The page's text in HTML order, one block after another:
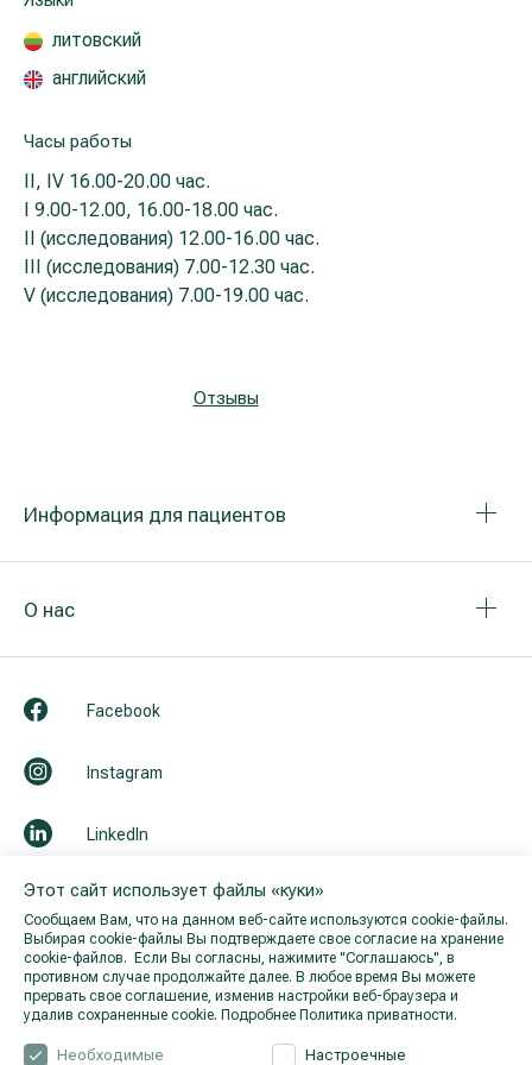
Этот сайт использует файлы «куки»
Сообщаем Вам, что на данном веб-сайте используются cookie-файлы.
Выбирая cookie-файлы Вы подтверждаете свое согласие на хранение
cookie-файлов. Если Вы согласны, нажимите "Cоглашаюсь", в
противном случае продолжайте далее. В любое время Вы можете
прервать свое соглашение, изменив настройки веб-браузера и
удалив сохраненные cookie. Подробнее Политика приватности.
Необходимые Настроечные
литовский
английский
Часы работы
II, IV 16.00-20.00 час.
9.00-12.00, 16.00-18.00 час.
II (исследования) 12.00-16.00 час.
III (исследования) 7.00-12.30 час.
V (исследования) 7.00-19.00 час.
Отзывы
Информация для пациентов
О нас
Facebook
Instagram
LinkedIn
Youtube